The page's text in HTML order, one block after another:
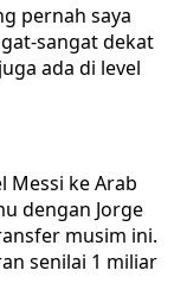
pernah saya
sangat dekat
ada di level
Messi ke Arab
dengan Jorge
musim ini.
senilai 1 miliar